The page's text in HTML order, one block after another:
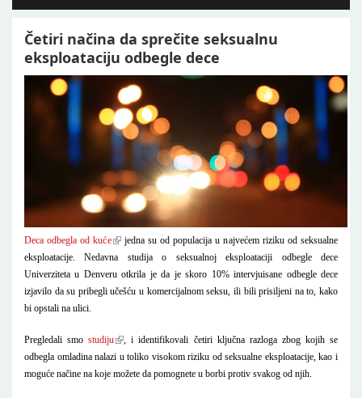
Četiri načina da sprečite seksualnu
eksploataciju odbegle dece
Deca odbegla od kuće
jedna su od populacija u najvećem riziku od seksualne
eksploatacije. Nedavna studija o seksualnoj eksploataciji odbegle dece
Univerziteta u Denveru otkrila je da je skoro 10% intervjuisane odbegle dece
izjavilo da su pribegli učešću u komercijalnom seksu, ili bili prisiljeni na to, kako
bi opstali na ulici.
Pregledali smostudiju
, i identifikovali četiri ključna razloga zbog kojih se
odbegla omladina nalazi u toliko visokom riziku od seksualne eksploatacije, kao i
moguće načine na koje možete da pomognete u borbi protiv svakog od njih.